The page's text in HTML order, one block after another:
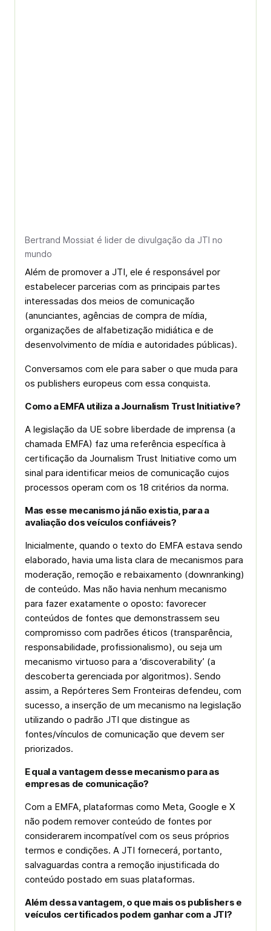
Bertrand Mossiat é lider de divulgação da JTI no
mundo
Além de promover a JTI, ele é responsável por
estabelecer parcerias com as principais partes
interessadas dos meios de comunicação
(anunciantes, agências de compra de mídia,
organizações de alfabetização midiática e de
desenvolvimento de mídia e autoridades públicas).
Conversamos com ele para saber o que muda para
os publishers europeus com essa conquista.
Como a EMFA utiliza a Journalism Trust Initiative?
A legislação da UE sobre liberdade de imprensa (a
chamada EMFA) faz uma referência específica à
certificação da Journalism Trust Initiative como um
sinal para identificar meios de comunicação cujos
processos operam com os 18 critérios da norma.
Mas esse mecanismo já não existia, para a
avaliação dos veículos confiáveis?
Inicialmente, quando o texto do EMFA estava sendo
elaborado, havia uma lista clara de mecanismos para
moderação, remoção e rebaixamento (downranking)
de conteúdo. Mas não havia nenhum mecanismo
para fazer exatamente o oposto: favorecer
conteúdos de fontes que demonstrassem seu
compromisso com padrões éticos (transparência,
responsabilidade, profissionalismo), ou seja um
mecanismo virtuoso para a ‘discoverability’ (a
descoberta gerenciada por algoritmos). Sendo
assim, a Repórteres Sem Fronteiras defendeu, com
sucesso, a inserção de um mecanismo na legislação
utilizando o padrão JTI que distingue as
fontes/vínculos de comunicação que devem ser
priorizados.
E qual a vantagem desse mecanismo para as
empresas de comunicação?
Com a EMFA, plataformas como Meta, Google e X
não podem remover conteúdo de fontes por
considerarem incompatível com os seus próprios
termos e condições. A JTI fornecerá, portanto,
salvaguardas contra a remoção injustificada do
conteúdo postado em suas plataformas.
Além dessa vantagem, o que mais os publishers e
veículos certificados podem ganhar com a JTI?